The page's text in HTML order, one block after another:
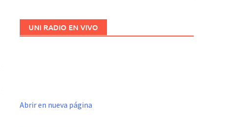
UNI RADIO EN VIVO
Abrir en nueva página